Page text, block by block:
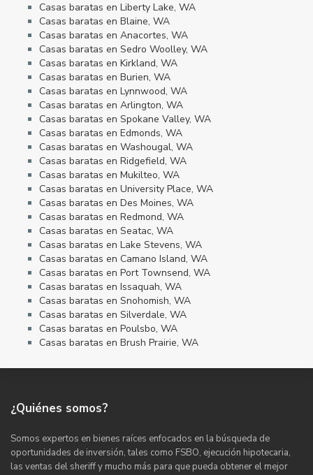
Casas baratas en Liberty Lake, WA
Casas baratas en Blaine, WA
Casas baratas en Anacortes, WA
Casas baratas en Sedro Woolley, WA
Casas baratas en Kirkland, WA
Casas baratas en Burien, WA
Casas baratas en Lynnwood, WA
Casas baratas en Arlington, WA
Casas baratas en Spokane Valley, WA
Casas baratas en Edmonds, WA
Casas baratas en Washougal, WA
Casas baratas en Ridgefield, WA
Casas baratas en Mukilteo, WA
Casas baratas en University Place, WA
Casas baratas en Des Moines, WA
Casas baratas en Redmond, WA
Casas baratas en Seatac, WA
Casas baratas en Lake Stevens, WA
Casas baratas en Camano Island, WA
Casas baratas en Port Townsend, WA
Casas baratas en Issaquah, WA
Casas baratas en Snohomish, WA
Casas baratas en Silverdale, WA
Casas baratas en Poulsbo, WA
Casas baratas en Brush Prairie, WA
¿Quiénes somos?
Somos expertos en bienes raíces enfocados en la búsqueda de
oportunidades de inversión, tales como FSBO, ejecución hipotecaria,
las ventas del sheriff y mucho más para que pueda obtener el mejor